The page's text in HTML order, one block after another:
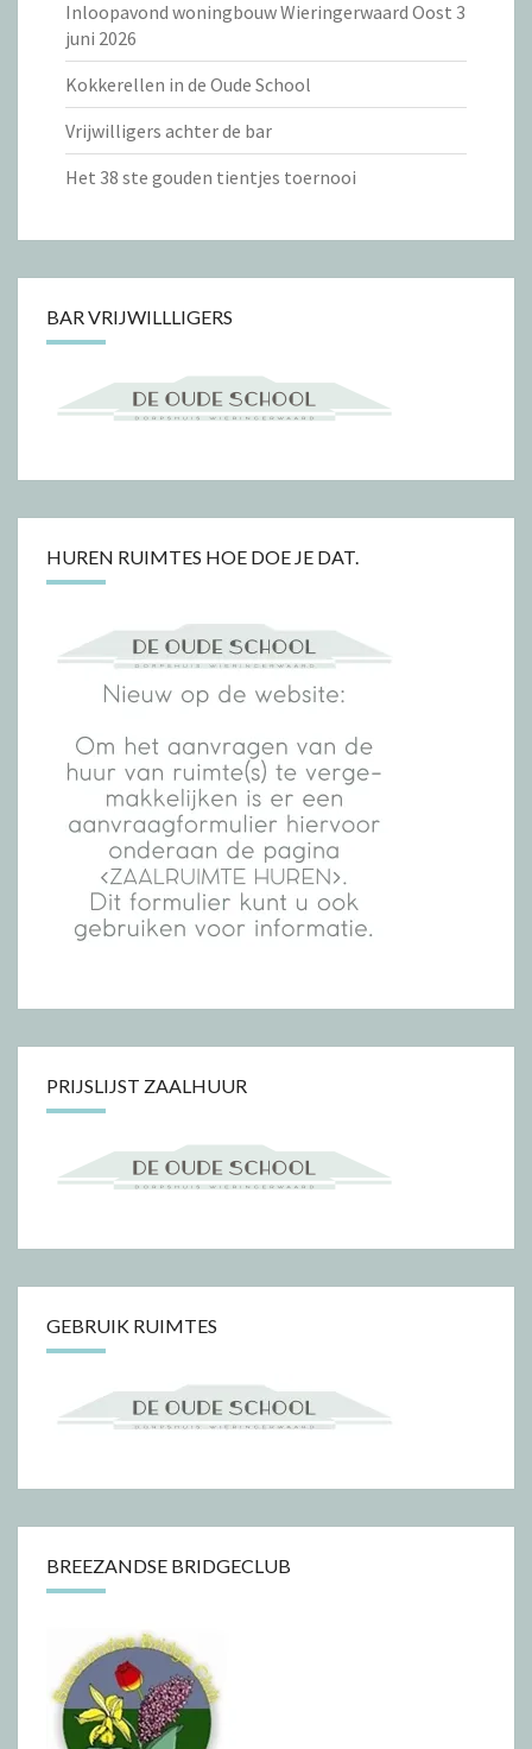
Inloopavond woningbouw Wieringerwaard Oost 3
juni 2026
Kokkerellen in de Oude School
Vrijwilligers achter de bar
Het 38 ste gouden tientjes toernooi
BAR VRIJWILLLIGERS
HUREN RUIMTES HOE DOE JE DAT.
PRIJSLIJST ZAALHUUR
GEBRUIK RUIMTES
BREEZANDSE BRIDGECLUB